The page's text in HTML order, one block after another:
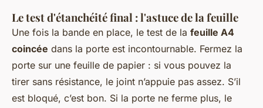
Le test d'étanchéité final : l'astuce de la feuille
Une fois la bande en place, le test de la feuille A4
coincée dans la porte est incontournable. Fermez la
porte sur une feuille de papier : si vous pouvez la
tirer sans résistance, le joint n’appuie pas assez. S’il
est bloqué, c’est bon. Si la porte ne ferme plus, le